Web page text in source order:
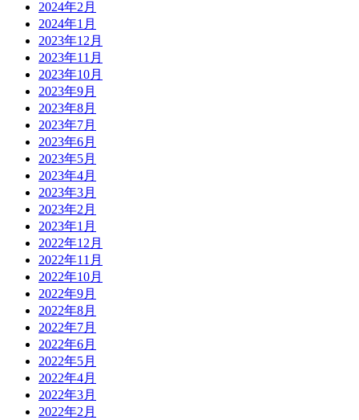
2024年2月
2024年1月
2023年12月
2023年11月
2023年10月
2023年9月
2023年8月
2023年7月
2023年6月
2023年5月
2023年4月
2023年3月
2023年2月
2023年1月
2022年12月
2022年11月
2022年10月
2022年9月
2022年8月
2022年7月
2022年6月
2022年5月
2022年4月
2022年3月
2022年2月